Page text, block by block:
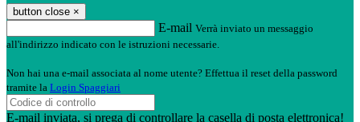
button close ×
E-mail Verrà inviato un messaggio
all'indirizzo indicato con le istruzioni necessarie.
Non hai una e-mail associata al nome utente? Effettua il reset della password
tramite la Login Spaggiari
E-mail inviata, si prega di controllare la casella di posta elettronica!